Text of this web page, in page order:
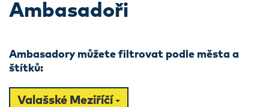
Ambasadoři
Ambasadory můžete filtrovat podle města a
štítků:
Valašské Meziříčí